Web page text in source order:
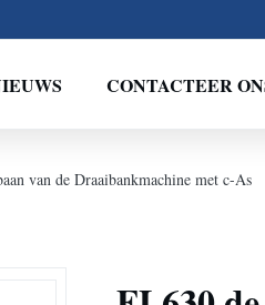
CONTACTEER
van de Draaibankmachine met c-As